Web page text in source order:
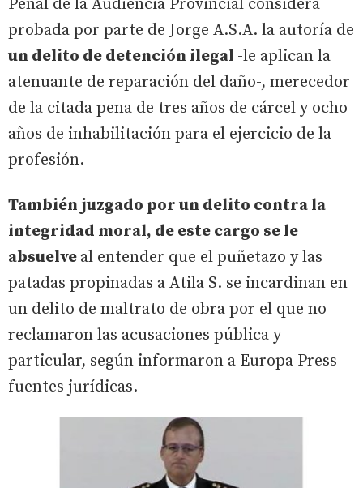
Penal de la Audiencia Provincial considera
probada por parte de Jorge A.S.A. la autoría de
un delito de detención ilegal -le aplican la
atenuante de reparación del daño-, merecedor
de la citada pena de tres años de cárcel y ocho
años de inhabilitación para el ejercicio de la
profesión.
También juzgado por un delito contra la
integridad moral, de este cargo se le
absuelveal entender que el puñetazo y las
patadas propinadas a Atila S. se incardinan en
un delito de maltrato de obra por el que no
reclamaron las acusaciones pública y
particular, según informaron a Europa Press
fuentes jurídicas.